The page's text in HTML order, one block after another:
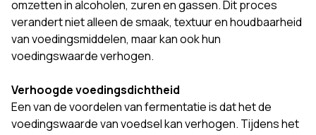
omzetten in alcoholen, zuren en gassen. Dit proces
verandert niet alleen de smaak, textuur en houdbaarheid
van voedingsmiddelen, maar kan ook hun
voedingswaarde verhogen.
Verhoogde voedingsdichtheid
Een van de voordelen van fermentatie is dat het de
voedingswaarde van voedsel kan verhogen. Tijdens het